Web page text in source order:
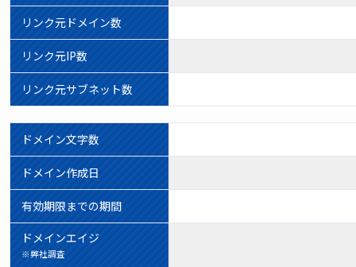
リンク元ドメイン数
リンク元IP数
リンク元サブネット数
ドメイン文字数
ドメイン作成日
有効期限までの期間
ドメインエイジ
※弊社調査